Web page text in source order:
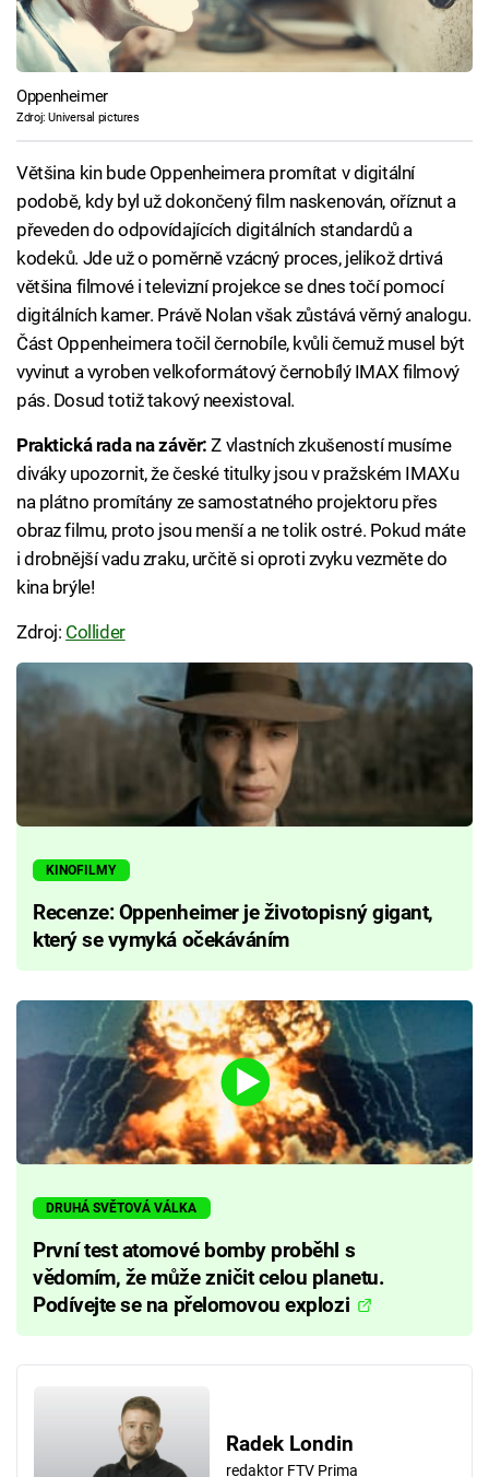
Oppenheimer
Zdroj: Universal pictures
Většina kin bude Oppenheimera promítat v digitální
podobě, kdy byl už dokončený film naskenován, oříznut a
převeden do odpovídajících digitálních standardů a
kodeků. Jde už o poměrně vzácný proces, jelikož drtivá
většina filmové i televizní projekce se dnes točí pomocí
digitálních kamer. Právě Nolan však zůstává věrný analogu.
Část Oppenheimera točil černobíle, kvůli čemuž musel být
vyvinut a vyroben velkoformátový černobílý IMAX filmový
pás. Dosud totiž takový neexistoval.
Praktická rada na závěr:Z vlastních zkušeností musíme
diváky upozornit, že české titulky jsou v pražském IMAXu
na plátno promítány ze samostatného projektoru přes
obraz filmu, proto jsou menší a ne tolik ostré. Pokud máte
i drobnější vadu zraku, určitě si oproti zvyku vezměte do
kina brýle!
Zdroj: Collider
KINOFILMY
Recenze: Oppenheimer je životopisný gigant,
který se vymyká očekáváním
DRUHÁ SVĚTOVÁ VÁLKA
První test atomové bomby proběhl s
vědomím, že může zničit celou planetu.
Podívejte se na přelomovou explozi
Radek Londin
redaktor FTV Prima